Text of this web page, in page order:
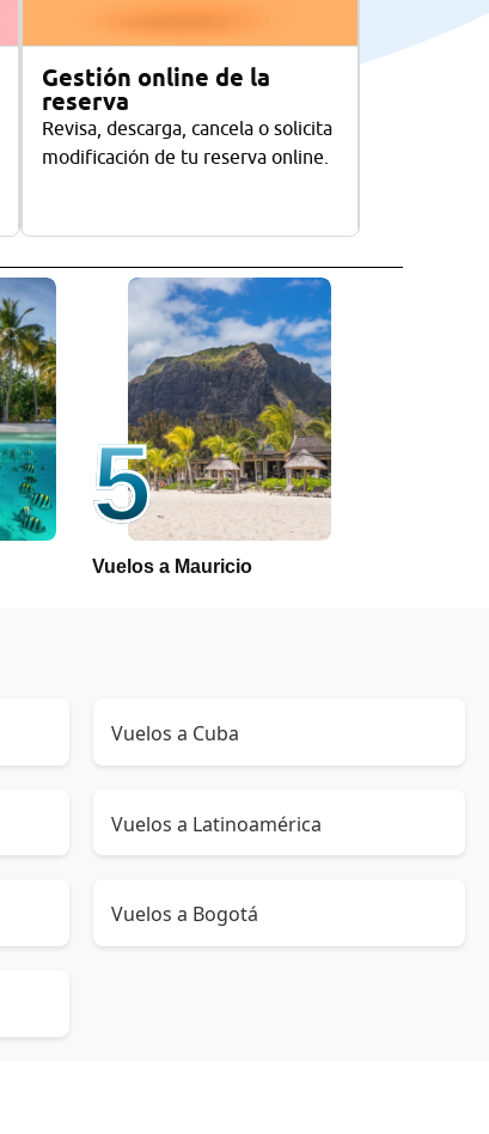
Gestión online de la
reserva
Revisa, descarga, cancela o solicita
modificación de tu reserva online.
5
Vuelos a Mauricio
Vuelos a Cuba
Vuelos a Latinoamérica
Vuelos a Bogotá